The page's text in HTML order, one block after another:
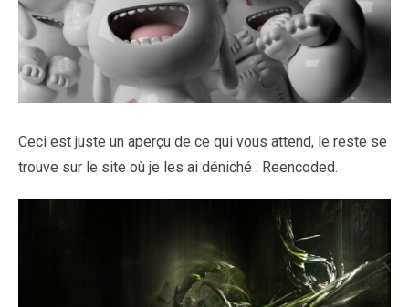
Ceci est juste un aperçu de ce qui vous attend, le reste se
trouve sur le site où je les ai déniché : Reencoded.